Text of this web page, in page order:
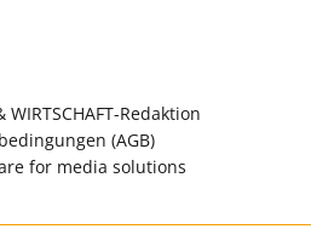
Redaktion
(AGB)
for media solutions